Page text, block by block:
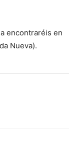
encontraréis en
Nueva).